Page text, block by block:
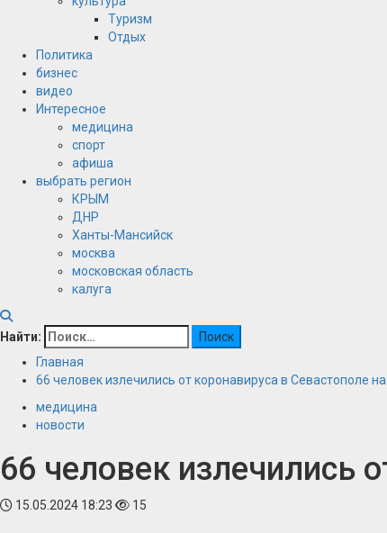
Туризм
Отдых
Политика
бизнес
видео
Интересное
медицина
спорт
афиша
выбрать регион
КРЫМ
ДНР
Ханты-Мансийск
москва
московская область
калуга
Найти:
Главная
66 человек излечились от коронавируса в Севастополе
медицина
новости
66 человек излечились
15.05.2024 18:23 15